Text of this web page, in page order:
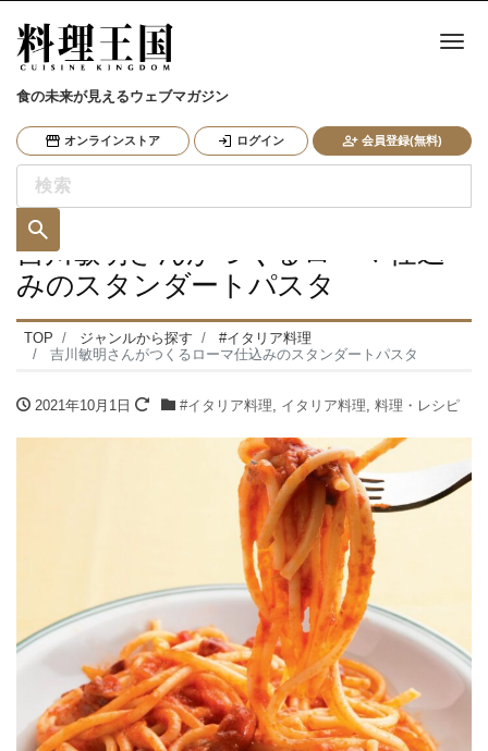
食の未来が見えるウェブマガジン
オンラインストア ログイン 会員登録(無料)
ナ
吉川敏明さんがつくるローマ仕込
みのスタンダートパスタ
TOP ジャンルから探す
#イタリア料理
吉川敏明さんがつくるローマ仕込みのスタンダートパスタ
2021年10月1日 #イタリア料理, イタリア料理, 料理・レシピ